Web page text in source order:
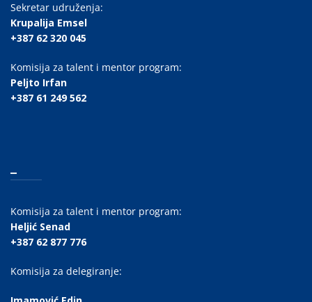
Sekretar udruženja:
Krupalija Emsel
+387 62 320 045
Komisija za talent i mentor program:
Peljto Irfan
+387 61 249 562
Komisija za talent i mentor program:
Heljić Senad
+387 62 877 776
Komisija za delegiranje: